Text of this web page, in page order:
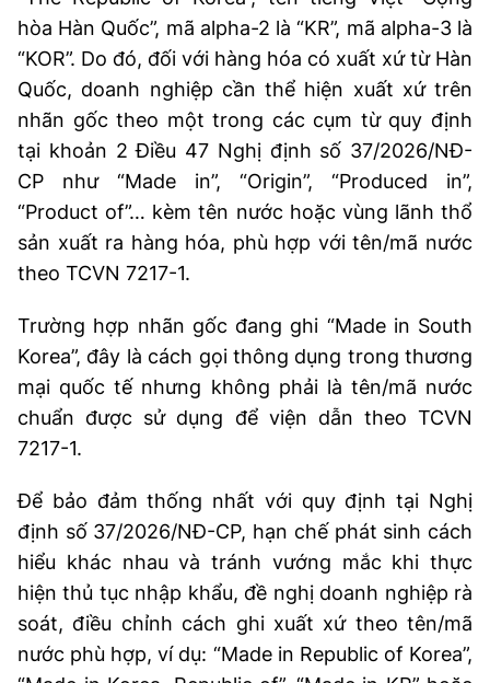
Chịu trách nhiệm nội dung: Nguyễn Thị Hải Hằng
Giám đốc Trung tâm Truyền thông Khoa học và Công nghệ.
Liên hệ
Địa chỉ: Ban Biên tập Cổng TTĐT - 18 Nguyễn Du, TP. Hà Nội
Điện thoại: 024 3936 9506
Email:stc@mst.gov.vn
©2026 Bản quyền thuộc Bộ Khoa Học và Công Nghệ
(Ghi rõ nguồn "https://mst.gov.vn" khi phát hành lại thông tin từ
website này)
hòa Hàn Quốc”, mã alpha-2 là “KR”, mã alpha-3 là
“KOR”. Do đó, đối với hàng hóa có xuất xứ từ Hàn
Quốc, doanh nghiệp cần thể hiện xuất xứ trên
nhãn gốc theo một trong các cụm từ quy định
tại khoản 2 Điều 47 Nghị định số 37/2026/NĐ-
CP như “Made in”, “Origin”, “Produced in”,
“Product of”… kèm tên nước hoặc vùng lãnh thổ
sản xuất ra hàng hóa, phù hợp với tên/mã nước
theo TCVN 7217-1.
Trường hợp nhãn gốc đang ghi “Made in South
Korea”, đây là cách gọi thông dụng trong thương
mại quốc tế nhưng không phải là tên/mã nước
chuẩn được sử dụng để viện dẫn theo TCVN
7217-1.
Để bảo đảm thống nhất với quy định tại Nghị
định số 37/2026/NĐ-CP, hạn chế phát sinh cách
hiểu khác nhau và tránh vướng mắc khi thực
hiện thủ tục nhập khẩu, đề nghị doanh nghiệp rà
soát, điều chỉnh cách ghi xuất xứ theo tên/mã
nước phù hợp, ví dụ: “Made in Republic of Korea”,